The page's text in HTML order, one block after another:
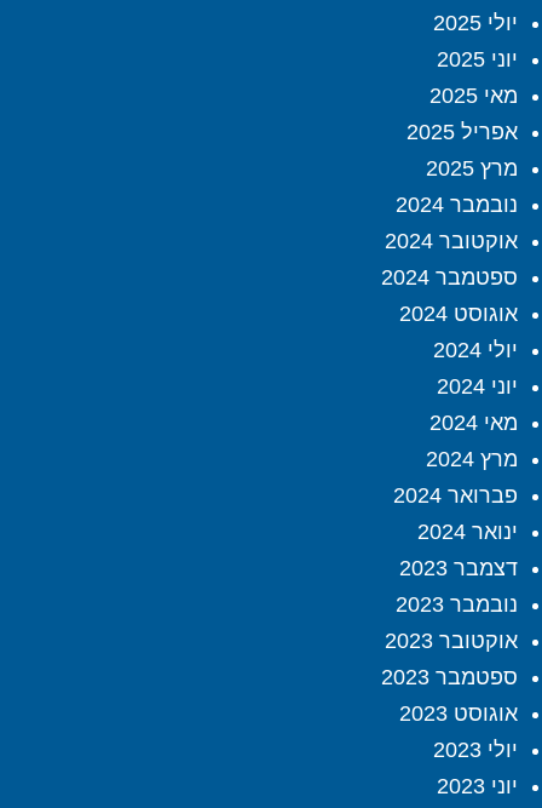
יולי 2025
יוני 2025
מאי 2025
אפריל 2025
מרץ 2025
נובמבר 2024
אוקטובר 2024
ספטמבר 2024
אוגוסט 2024
יולי 2024
יוני 2024
מאי 2024
מרץ 2024
פברואר 2024
ינואר 2024
דצמבר 2023
נובמבר 2023
אוקטובר 2023
ספטמבר 2023
אוגוסט 2023
יולי 2023
יוני 2023